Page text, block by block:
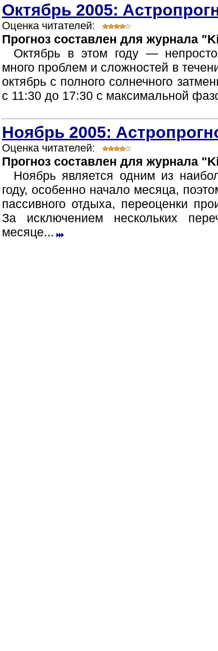
Октябрь 2005:
Оценка читателей:
Прогноз составлен для журнала
Октябрь в этом году —
много проблем и сложностей в
октябрь с полного солнечного
с 11:30 до 17:30 с максимальной
Ноябрь 2005:
Оценка читателей:
Прогноз составлен для журнала
Ноябрь является одним из
году, особенно начало месяца,
пассивного отдыха, переоценки
За исключением нескольких
месяце...